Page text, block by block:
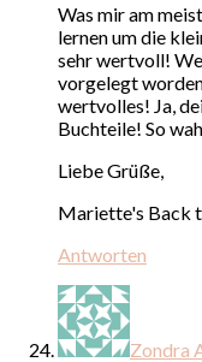
Was mir am
lernen um die
sehr wertvoll!
vorgelegt
wertvolles! Ja,
Buchteile! So
Liebe Grüße,
Mariette's Back
Antworten
Zondra